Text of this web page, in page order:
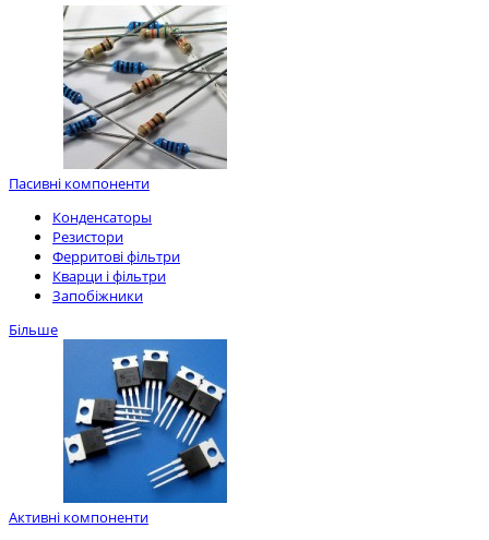
Пасивні компоненти
Конденсаторы
Резистори
Ферритові фільтри
Кварци і фільтри
Запобіжники
Більше
Активні компоненти